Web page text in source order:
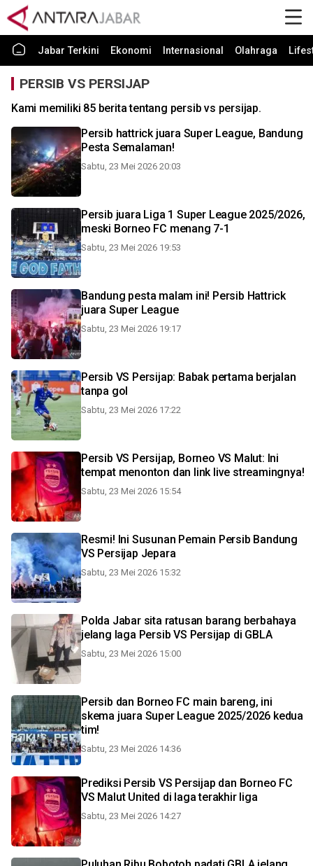
Jabar Terkini Ekonomi Internasional Olahraga
PERSIB VS PERSIJAP
Kami memiliki 85 berita tentang persib vs persijap.
Persib hattrick juara Super League, Bandung
Pesta Semalaman!
Sabtu, 23 Mei 2026 20:03
Persib juara Liga 1 Super League 2025/2026,
meski Borneo FC menang 7-1
Sabtu, 23 Mei 2026 19:53
Bandung pesta malam ini! Persib Hattrick
juara Super League
Sabtu, 23 Mei 2026 19:17
Persib VS Persijap: Babak pertama berjalan
tanpa gol
Sabtu, 23 Mei 2026 17:22
Persib VS Persijap, Borneo VS Malut: Ini
tempat menonton dan link live streamingnya!
Sabtu, 23 Mei 2026 15:54
Resmi! Ini Susunan Pemain Persib Bandung
VS Persijap Jepara
Sabtu, 23 Mei 2026 15:32
Polda Jabar sita ratusan barang berbahaya
jelang laga Persib VS Persijap di GBLA
Sabtu, 23 Mei 2026 15:00
Persib dan Borneo FC main bareng, ini
skema juara Super League 2025/2026 kedua
tim!
Sabtu, 23 Mei 2026 14:36
Prediksi Persib VS Persijap dan Borneo FC
VS Malut United di laga terakhir liga
Sabtu, 23 Mei 2026 14:27